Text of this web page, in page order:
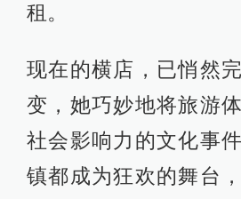
租。
现在的横店，已悄然
变，她巧妙地将旅游
社会影响力的文化事
镇都成为狂欢的舞台